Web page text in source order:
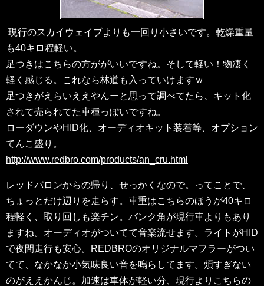
現行のスカイウェイブよりも一回り小さいです。乾燥重量
も40キロ程軽い。
足つきはこちらの方ががいいですね。そして軽い！物凄く
軽く感じる。これなら林道も入っていけますｗ
足つきがえらいええやんーと思って調べてたら、キット化
されて売られてた車種っぽいですね。
ローダウンやHID化、オーディオキット装着等、オプション
てんこ盛り。
http://www.redbro.com/products/an_cru.html
レッドバロンからの帰り、せっかくなので。ってことで、
ちょっとだけ辺りを走らす。車重はこちらのほうが40キロ
程軽く、取り回しも楽チン。バンク角が現行車よりもあり
ますね。オーディオがついてて音楽流せます。ライトがHID
で夜間走行も安心。REDBROのオリジナルマフラーがつい
てて、なかなか小気味良い音を鳴らしてます。煩すぎない
のがええかんじ。加速は車体が軽い分、現行よりこちらの